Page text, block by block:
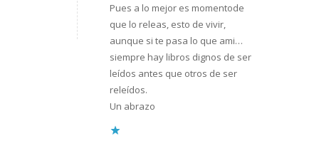
Pues a lo mejor es momentode
que lo releas, esto de vivir,
aunque si te pasa lo que ami…
siempre hay libros dignos de ser
leídos antes que otros de ser
releídos.
Un abrazo